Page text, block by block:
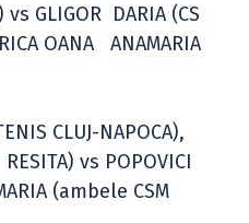
vs GLIGOR DARIA (CS
OANA ANAMARIA
CLUJ-NAPOCA),
vs POPOVICI
(ambele CSM